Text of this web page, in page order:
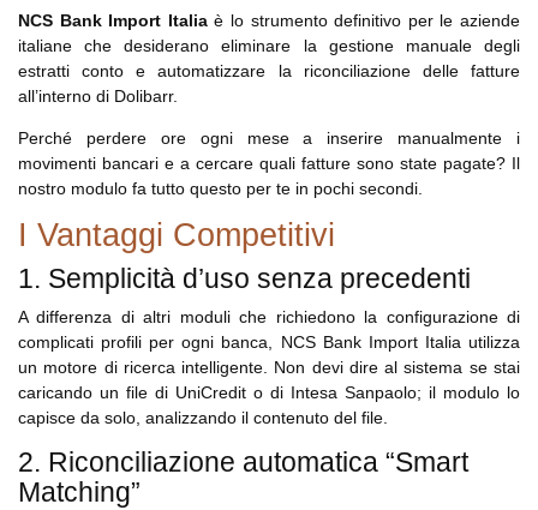
NCS Bank Import Italiaè lo strumento definitivo per le aziende
italiane che desiderano eliminare la gestione manuale degli
estratti conto e automatizzare la riconciliazione delle fatture
all’interno di Dolibarr.
Perché perdere ore ogni mese a inserire manualmente i
movimenti bancari e a cercare quali fatture sono state pagate? Il
nostro modulo fa tutto questo per te in pochi secondi.
I Vantaggi Competitivi
1. Semplicità d’uso senza precedenti
A differenza di altri moduli che richiedono la configurazione di
complicati profili per ogni banca, NCS Bank Import Italia utilizza
un motore di ricerca intelligente. Non devi dire al sistema se stai
caricando un file di UniCredit o di Intesa Sanpaolo; il modulo lo
capisce da solo, analizzando il contenuto del file.
2. Riconciliazione automatica “Smart
Matching”